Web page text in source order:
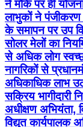
अधिकाधिक लाभ
सक्रिय भागीदारी
अधीक्षण अभियंता,
विद्युत कार्यपालक
कार्यपालक
विद्युत अभियंता,
लेखा पदाधिकारी,
संख्या में आम
Relations